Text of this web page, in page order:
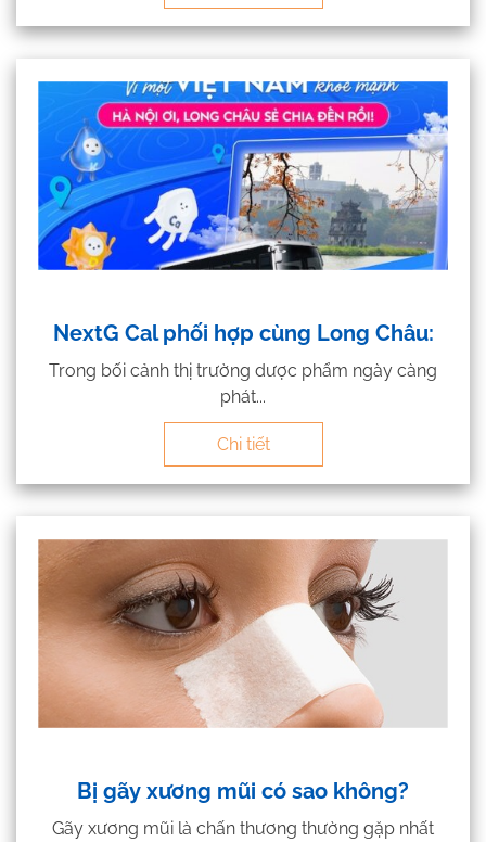
NextG Cal phối hợp cùng Long Châu:
Trong bối cảnh thị trường dược phẩm ngày càng
phát...
Chi tiết
Bị gãy xương mũi có sao không?
Gãy xương mũi là chấn thương thường gặp nhất